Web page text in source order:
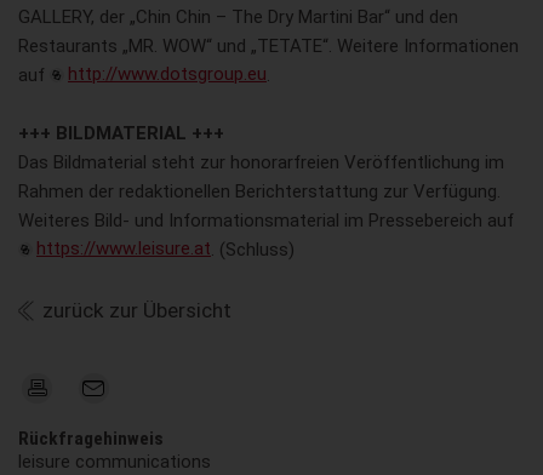
GALLERY, der „Chin Chin – The Dry Martini Bar“ und den
Restaurants „MR. WOW“ und „TETATE“. Weitere Informationen
auf
http://www.dotsgroup.eu.
+++ BILDMATERIAL +++
Das Bildmaterial steht zur honorarfreien Veröffentlichung im
Rahmen der redaktionellen Berichterstattung zur Verfügung.
Weiteres Bild- und Informationsmaterial im Pressebereich auf
https://www.leisure.at. (Schluss)
zurück zur Übersicht
Rückfragehinweis
leisure communications